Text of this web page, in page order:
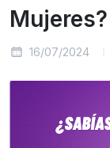
Mujeres?
16/07/2024